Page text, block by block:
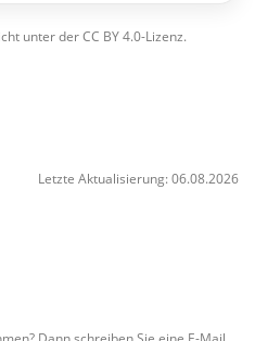
unter der CC BY 4.0-Lizenz.
Letzte Aktualisierung: 06.08.2026